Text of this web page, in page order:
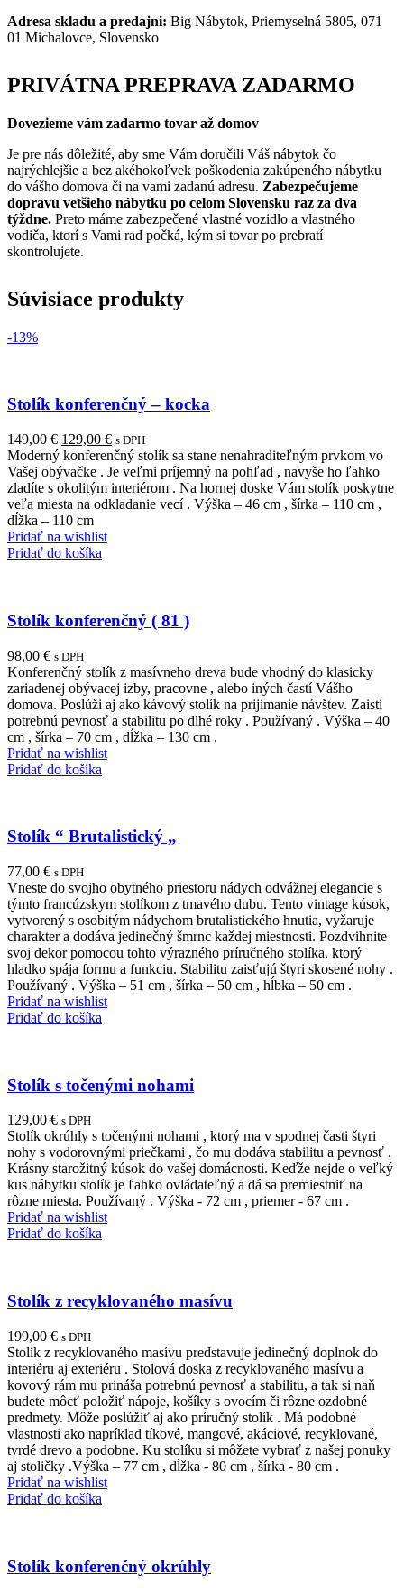
Adresa skladu a predajni: Big Nábytok, Priemyselná 5805, 071
01 Michalovce, Slovensko
PRIVÁTNA PREPRAVA ZADARMO
Dovezieme vám zadarmo tovar až domov
Je pre nás dôležité, aby sme Vám doručili Váš nábytok čo
najrýchlejšie a bez akéhokoľvek poškodenia zakúpeného nábytku
do vášho domova či na vami zadanú adresu. Zabezpečujeme
dopravu vetšieho nábytku po celom Slovensku raz za dva
týždne. Preto máme zabezpečené vlastné vozidlo a vlastného
vodiča, ktorí s Vami rad počká, kým si tovar po prebratí
skontrolujete.
Súvisiace produkty
-13%
Stolík konferenčný – kocka
149,00€ Pôvodná
cena
bola:
149,00 €.
129,00 €Aktuálna
cena
je:
129,00 €.
s DPH
Moderný konferenčný stolík sa stane nenahraditeľným prvkom vo
Vašej obývačke . Je veľmi príjemný na pohľad , navyše ho ľahko
zladíte s okolitým interiérom . Na hornej doske Vám stolík poskytne
veľa miesta na odkladanie vecí . Výška – 46 cm , šírka – 110 cm ,
dĺžka – 110 cm
Pridať na wishlist
Pridať do košíka
Stolík konferenčný ( 81 )
98,00 € s DPH
Konferenčný stolík z masívneho dreva bude vhodný do klasicky
zariadenej obývacej izby, pracovne , alebo iných častí Vášho
domova. Poslúži aj ako kávový stolík na prijímanie návštev. Zaistí
potrebnú pevnosť a stabilitu po dlhé roky . Používaný . Výška – 40
cm , šírka – 70 cm , dĺžka – 130 cm .
Pridať na wishlist
Pridať do košíka
Stolík “ Brutalistický „
77,00 € s DPH
Vneste do svojho obytného priestoru nádych odvážnej elegancie s
týmto francúzskym stolíkom z tmavého dubu. Tento vintage kúsok,
vytvorený s osobitým nádychom brutalistického hnutia, vyžaruje
charakter a dodáva jedinečný šmrnc každej miestnosti. Pozdvihnite
svoj dekor pomocou tohto výrazného príručného stolíka, ktorý
hladko spája formu a funkciu. Stabilitu zaisťujú štyri skosené nohy .
Používaný . Výška – 51 cm , šírka – 50 cm , hĺbka – 50 cm .
Pridať na wishlist
Pridať do košíka
Stolík s točenými nohami
129,00 € s DPH
Stolík okrúhly s točenými nohami , ktorý ma v spodnej časti štyri
nohy s vodorovnými priečkami , čo mu dodáva stabilitu a pevnosť .
Krásny starožitný kúsok do vašej domácnosti. Keďže nejde o veľký
kus nábytku stolík je ľahko ovládateľný a dá sa premiestniť na
rôzne miesta. Používaný . Výška - 72 cm , priemer - 67 cm .
Pridať na wishlist
Pridať do košíka
Stolík z recyklovaného masívu
199,00 € s DPH
Stolík z recyklovaného masívu predstavuje jedinečný doplnok do
interiéru aj exteriéru . Stolová doska z recyklovaného masívu a
kovový rám mu prináša potrebnú pevnosť a stabilitu, a tak si naň
budete môcť položiť nápoje, košíky s ovocím či rôzne ozdobné
predmety. Môže poslúžiť aj ako príručný stolík . Má podobné
vlastnosti ako napríklad tíkové, mangové, akáciové, recyklované,
tvrdé drevo a podobne. Ku stolíku si môžete vybrať z našej ponuky
aj stoličky .Výška – 77 cm , dĺžka - 80 cm , šírka - 80 cm .
Pridať na wishlist
Pridať do košíka
Stolík konferenčný okrúhly